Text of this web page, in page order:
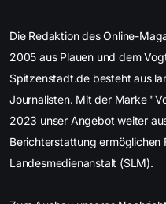
Die Redaktion des Online-
2005 aus Plauen und dem
Spitzenstadt.de besteht aus
Journalisten. Mit der Marke
2023 unser Angebot weiter
Berichterstattung ermöglichen
Landesmedienanstalt (SLM).